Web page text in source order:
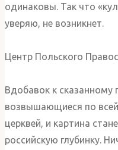
одинаковы. Так что
уверяю, не возникнет.
Центр Польского
Вдобавок к сказанному
возвышающиеся по
церквей, и картина
российскую глубинку.